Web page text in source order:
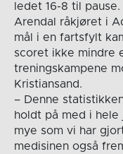
ledet 16-8 til
Arendal råkjøret i
mål i en fartsfylt
scoret ikke mindre
treningskampene
Kristiansand.
– Denne
holdt på med i
mye som vi har
medisinen også